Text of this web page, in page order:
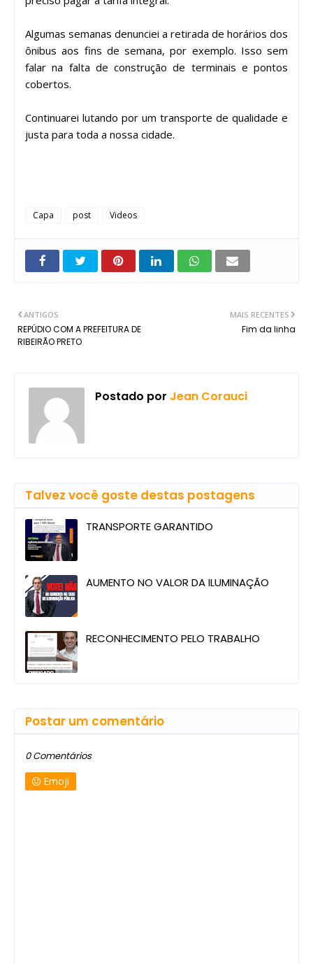
Algumas semanas denunciei a retirada de horários dos
ônibus aos fins de semana, por exemplo. Isso sem
falar na falta de construção de terminais e pontos
cobertos.
Continuarei lutando por um transporte de qualidade e
justa para toda a nossa cidade.
Capa post Videos
MAIS RECENTES
Fim da linha
ANTIGOS
REPÚDIO COM A PREFEITURA DE
RIBEIRÃO PRETO
Postado por Jean Corauci
Talvez você goste destas postagens
TRANSPORTE GARANTIDO
AUMENTO NO VALOR DA ILUMINAÇÃO
RECONHECIMENTO PELO TRABALHO
Postar um comentário
0 Comentários
Emoji